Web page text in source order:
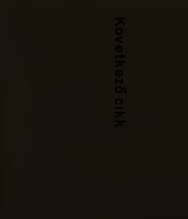
Következő cikk